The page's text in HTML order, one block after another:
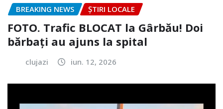
BREAKING NEWS ȘTIRI LOCALE
FOTO. Trafic BLOCAT la Gârbău! Doi
bărbați au ajuns la spital
clujazi iun. 12, 2026